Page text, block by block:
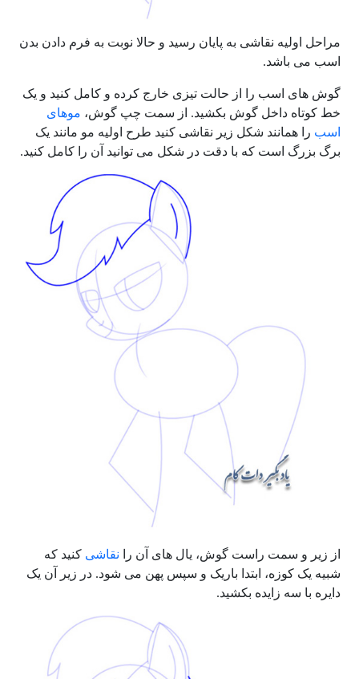
مراحل اولیه نقاشی به پایان رسید و حالا نوبت به فرم دادن بدن
اسب می باشد.
گوش های اسب را از حالت تیزی خارج کرده و کامل کنید و یک
خط کوتاه داخل گوش بکشید. از سمت چپ گوش، موهای
اسب را همانند شکل زیر نقاشی کنید طرح اولیه مو مانند یک
برگ بزرگ است که با دقت در شکل می توانید آن را کامل کنید.
از زیر و سمت راست گوش، یال های آن را نقاشی کنید که
شبیه یک کوزه، ابتدا باریک و سپس پهن می شود. در زیر آن یک
دایره با سه زایده بکشید.